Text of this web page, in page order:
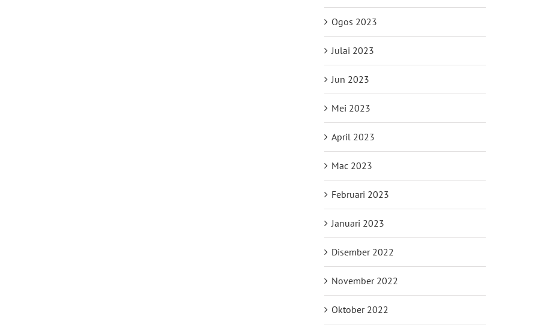
Ogos 2023
Julai 2023
Jun 2023
Mei 2023
April 2023
Mac 2023
Februari 2023
Januari 2023
Disember 2022
November 2022
Oktober 2022